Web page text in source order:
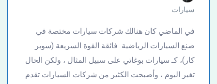
سيارات
في الماضي كان هنالك شركات سيارات مختصة في
صنع السيارات الرياضية فائقة القوة السريعة (سوبر
كار)، كـ سيارات بوغاتي على سبيل المثال ، ولكن الحال
تغير اليوم ، وأصبحت الكثير من شركات السيارات تقدم